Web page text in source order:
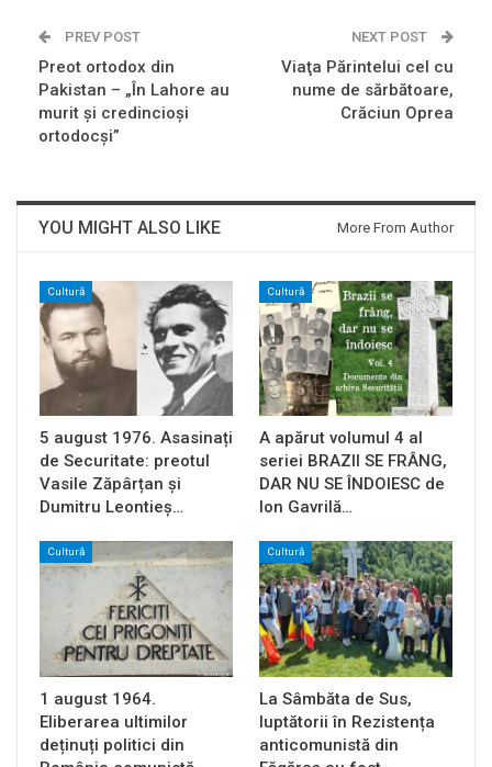
PREV POST
Preot ortodox din
Pakistan – „În Lahore au
murit şi credincioşi
ortodocşi”
NEXT POST
Viaţa Părintelui cel cu
nume de sărbătoare,
Crăciun Oprea
YOU MIGHT ALSO LIKE More From Author
Cultură
5 august 1976. Asasinați
de Securitate: preotul
Vasile Zăpârțan și
Dumitru Leontieș…
Cultură
A apărut volumul 4 al
seriei BRAZII SE FRÂNG,
DAR NU SE ÎNDOIESC de
Ion Gavrilă…
Cultură
1 august 1964.
Eliberarea ultimilor
deținuți politici din
Cultură
La Sâmbăta de Sus,
luptătorii în Rezistența
anticomunistă din